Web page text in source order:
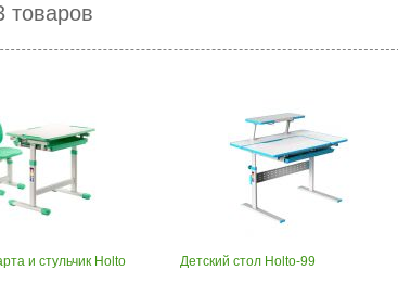
товаров
и стульчик Holto
Детский стол Holto-99